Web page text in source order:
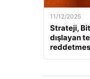
11/12/2025
Strateji,
dışlayan